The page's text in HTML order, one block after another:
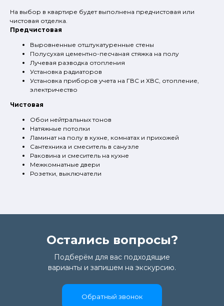
На выбор в квартире будет выполнена предчистовая или
чистовая отделка.
Предчистовая
Выровненные отштукатуренные стены
Полусухая цементно-песчаная стяжка на полу
Лучевая разводка отопления
Установка радиаторов
Установка приборов учета на ГВС и ХВС, отопление,
электричество
Чистовая
Обои нейтральных тонов
Натяжные потолки
Ламинат на полу в кухне, комнатах и прихожей
Сантехника и смеситель в санузле
Раковина и смеситель на кухне
Межкомнатные двери
Розетки, выключатели
Подберём для вас подходящие
варианты и запишем на экскурсию.
Остались вопросы?
Обратный звонок